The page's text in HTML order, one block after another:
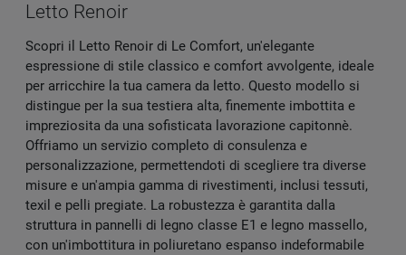
Letto Renoir
Scopri il Letto Renoir di Le Comfort, un'elegante
espressione di stile classico e comfort avvolgente, ideale
per arricchire la tua camera da letto. Questo modello si
distingue per la sua testiera alta, finemente imbottita e
impreziosita da una sofisticata lavorazione capitonnè.
Offriamo un servizio completo di consulenza e
personalizzazione, permettendoti di scegliere tra diverse
misure e un'ampia gamma di rivestimenti, inclusi tessuti,
texil e pelli pregiate. La robustezza è garantita dalla
struttura in pannelli di legno classe E1 e legno massello,
con un'imbottitura in poliuretano espanso indeformabile